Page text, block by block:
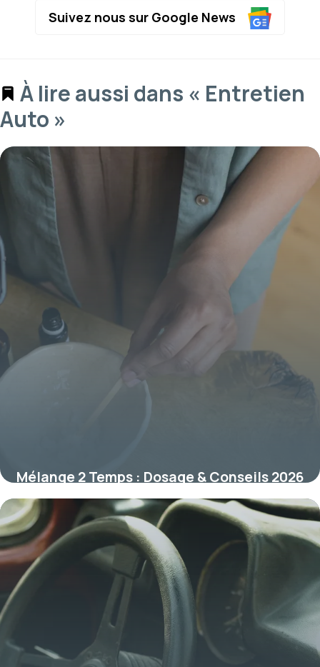
Suivez nous sur Google News
À lire aussi dans « Entretien
Auto »
Mélange 2 Temps : Dosage & Conseils 2026
12 juillet 2026